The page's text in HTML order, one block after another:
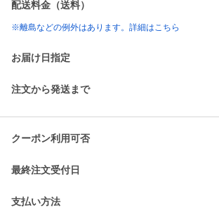
配送料金（送料）
※離島などの例外はあります。詳細はこちら
お届け日指定
注文から発送まで
クーポン利用可否
最終注文受付日
支払い方法